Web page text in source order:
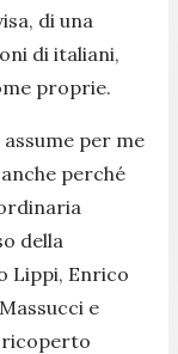
di una
di italiani,
proprie.
per me
perché
della
Lippi, Enrico
e
ricoperto